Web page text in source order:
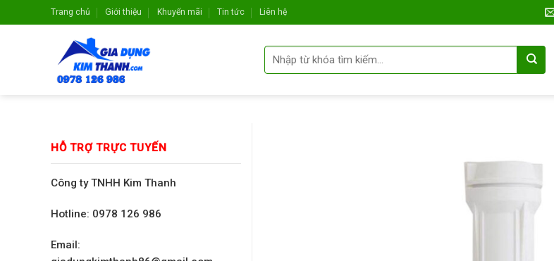
to
Trang chủ Giới thiệu Khuyến mãi Tin tức Liên hệ
HỖ TRỢ TRỰC TUYẾN
Công ty TNHH Kim Thanh
Hotline: 0978 126 986
Email: